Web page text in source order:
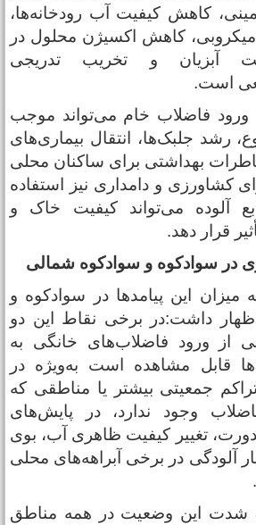
کاهش کیفیت آب رودخانه‌ها،
کاهش اکسیژن محلول در
آبزیان و تخریب تدریجی
است.
فاضلاب خام می‌تواند موجب
رشد جلبک‌ها، انتقال بیماری‌های
بهداشتی برای ساکنان محلی
و دامداری نیز استفاده
آلوده می‌تواند کیفیت خاک و
قرار دهد.
سوادکوه و سوادکوه شمالی
این پیامدها در سوادکوه و
داشت:در برخی نقاط این دو
ورود فاضلاب‌های خانگی به
قابل مشاهده است به‌ویژه در
جمعیتی بیشتر یا مناطقی که
وجود ندارد، در پایش‌های
تغییر کیفیت ظاهری آب، بوی
آلودگی در برخی آبراهه‌های محلی
شدت این وضعیت در همه مناطق